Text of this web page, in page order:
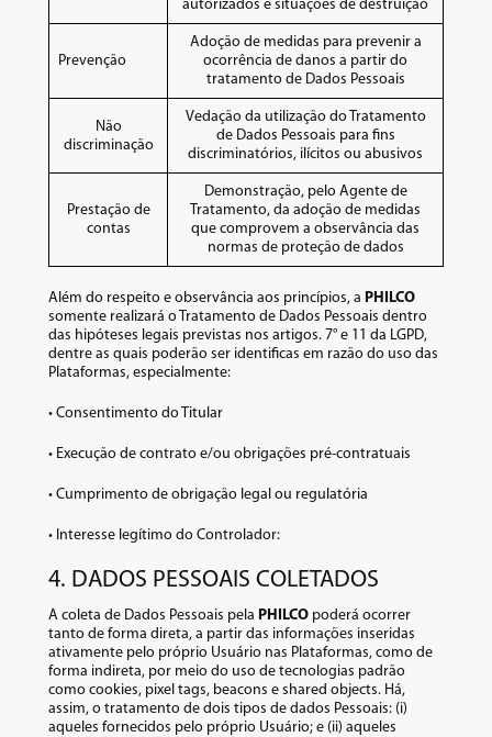
autorizados e situações de destruição
Prevenção
Adoção de medidas para prevenir a
ocorrência de danos a partir do
tratamento de Dados Pessoais
Não
discriminação
Vedação da utilização do Tratamento
de Dados Pessoais para fins
discriminatórios, ilícitos ou abusivos
Prestação de
contas
Demonstração, pelo Agente de
Tratamento, da adoção de medidas
que comprovem a observância das
normas de proteção de dados
Além do respeito e observância aos princípios, a PHILCO
somente realizará o Tratamento de Dados Pessoais dentro
das hipóteses legais previstas nos artigos. 7° e 11 da LGPD,
dentre as quais poderão ser identificas em razão do uso das
Plataformas, especialmente:
• Consentimento do Titular
• Execução de contrato e/ou obrigações pré-contratuais
• Cumprimento de obrigação legal ou regulatória
• Interesse legítimo do Controlador:
4. DADOS PESSOAIS COLETADOS
A coleta de Dados Pessoais pela PHILCO poderá ocorrer
tanto de forma direta, a partir das informações inseridas
ativamente pelo próprio Usuário nas Plataformas, como de
forma indireta, por meio do uso de tecnologias padrão
como cookies, pixel tags, beacons e shared objects. Há,
assim, o tratamento de dois tipos de dados Pessoais: (i)
aqueles fornecidos pelo próprio Usuário; e (ii) aqueles